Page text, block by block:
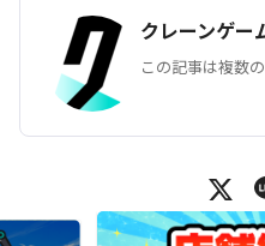
クレーンゲ
この記事は複数
X